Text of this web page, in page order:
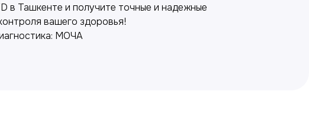
в Ташкенте и получите точные и надежные
вашего здоровья!
МОЧА